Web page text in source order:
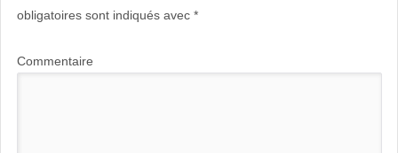
obligatoires sont indiqués avec *
Commentaire